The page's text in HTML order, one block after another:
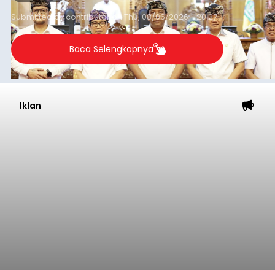
Submitted bycontributor onThu, 08/06/2026 - 20:27
Baca Selengkapnya
Iklan